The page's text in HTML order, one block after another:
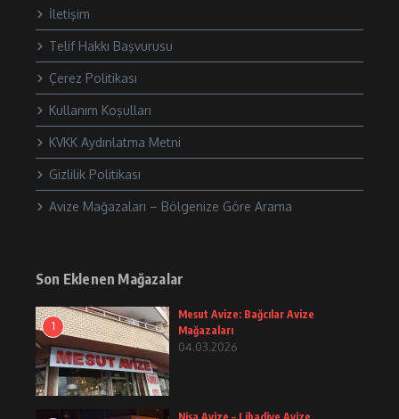
İletişim
Telif Hakkı Başvurusu
Çerez Politikası
Kullanım Koşulları
KVKK Aydınlatma Metni
Gizlilik Politikası
Avize Mağazaları – Bölgenize Göre Arama
Son Eklenen Mağazalar
1
Mesut Avize: Bağcılar Avize
Mağazaları
04.03.2026